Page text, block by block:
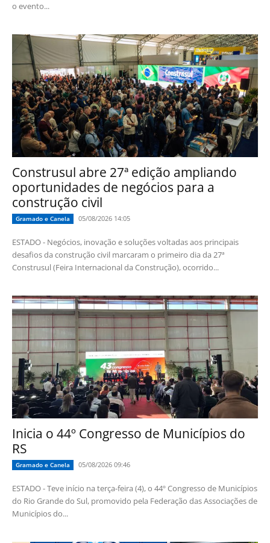
o evento...
Construsul abre 27ª edição ampliando
oportunidades de negócios para a
construção civil
Gramado e Canela 05/08/2026 14:05
ESTADO - Negócios, inovação e soluções voltadas aos principais
desafios da construção civil marcaram o primeiro dia da 27ª
Construsul (Feira Internacional da Construção), ocorrido...
Inicia o 44º Congresso de Municípios do
RS
Gramado e Canela 05/08/2026 09:46
ESTADO - Teve início na terça-feira (4), o 44º Congresso de Municípios
do Rio Grande do Sul, promovido pela Federação das Associações de
Municípios do...